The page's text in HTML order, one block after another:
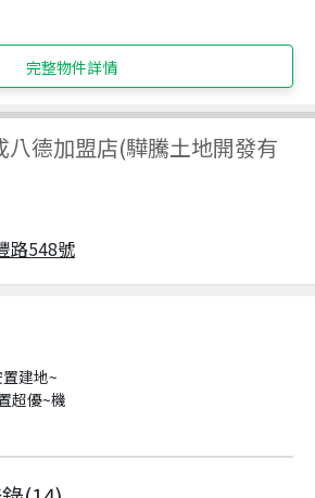
完整物件詳情
八德加盟店(驊騰土地開發有
路548號
建地~
超優~機